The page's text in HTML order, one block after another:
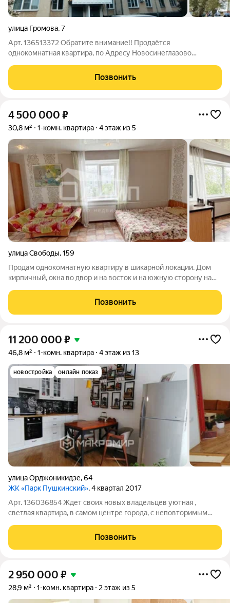
улица Громова,7
Арт. 136513372 Обратите внимание!! Продаётся
однокомнатная квартира, по Адресу Новосинеглазово
Челябинска) по адресу ул. Громова, 7 площадью 33,1 м на 9
этаже 9-этажного панельного дома. Основные
Позвонить
4 500 000 ₽
30,8 м² 1-комн. квартира 4 этаж из 5
улица Свободы,159
Продам однокомнатную квартиру в шикарной локации. Дом
кирпичный, окна во двор и на восток и на южную сторону на
постелен линолеум, ламинированные двери. Санузел в
кафеле. Остается кухонный
Позвонить
11 200 000 ₽
46,8 м² 1-комн. квартира 4 этаж из 13
новостройка онлайн показ
улица Орджоникидзе,64
ЖК «Парк Пушкинский», 4 квартал 2017
Арт. 136036854 Ждет своих новых владельцев уютная ,
светлая квартира, в самом центре города, с неповторимым
комфорт-класса расположен в Парке Пушкина. Вокруг вся
культурная и развлекательная жизнь
Позвонить
2 950 000 ₽
28,9 м² 1-комн. квартира 2 этаж из 5